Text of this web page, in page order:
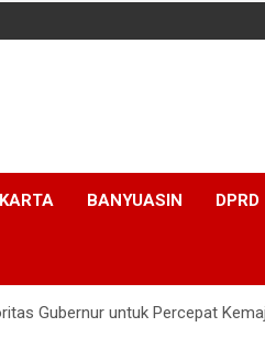
BANYUASIN DPRD
Gubernur untuk Percepat